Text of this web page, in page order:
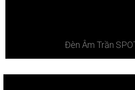
Đèn Âm Trần